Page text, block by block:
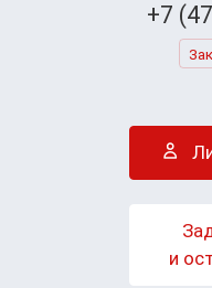
+7
и